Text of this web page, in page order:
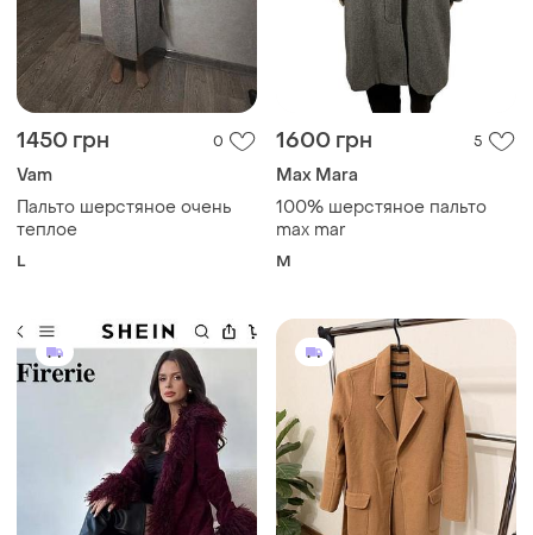
1450 грн 0
Vam
Пальто шерстяное очень
теплое
L
1600 грн 5
Max Mara
100% шерстяное пальто
max mar
M